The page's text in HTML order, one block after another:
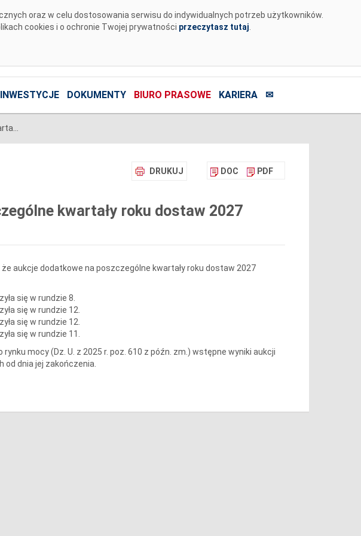
oraz w celu dostosowania serwisu do indywidualnych potrzeb użytkowników.
cookies i o ochronie Twojej prywatności przeczytasz tutaj
INWESTYCJE DOKUMENTY BIURO PRASOWE KARIERA ✉
Aukcje dodatkowe na poszczególne kwartały roku dostaw 2027 zostały zakończone
DRUKUJ DOC PDF
kwartały roku dostaw 2027
aukcje dodatkowe na poszczególne kwartały roku dostaw 2027
się w rundzie 8.
się w rundzie 12.
się w rundzie 12.
się w rundzie 11.
mocy (Dz. U. z 2025 r. poz. 610 z późn. zm.) wstępne wyniki aukcji
dnia jej zakończenia.